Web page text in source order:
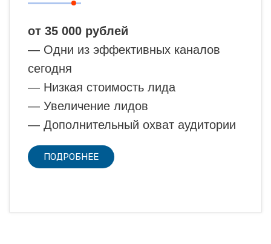
от 35 000 рублей
— Одни из эффективных каналов
сегодня
— Низкая стоимость лида
— Увеличение лидов
— Дополнительный охват аудитории
ПОДРОБНЕЕ